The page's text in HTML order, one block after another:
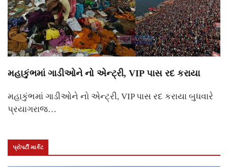
મહાકુંભમાં ગાડીઓને નો એન્ટ્રી, VIP પાસ રદ કરાયા
મહાકુંભમાં ગાડીઓને નો એન્ટ્રી, VIP પાસ રદ કરાયા બુધવારે
પ્રયાગરાજ…
પ્રોપર્ટી માર્કેટ